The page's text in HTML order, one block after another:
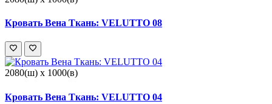
Кровать Вена Ткань: VELUTTO 08
2080(ш) x 1000(в)
Кровать Вена Ткань: VELUTTO 04